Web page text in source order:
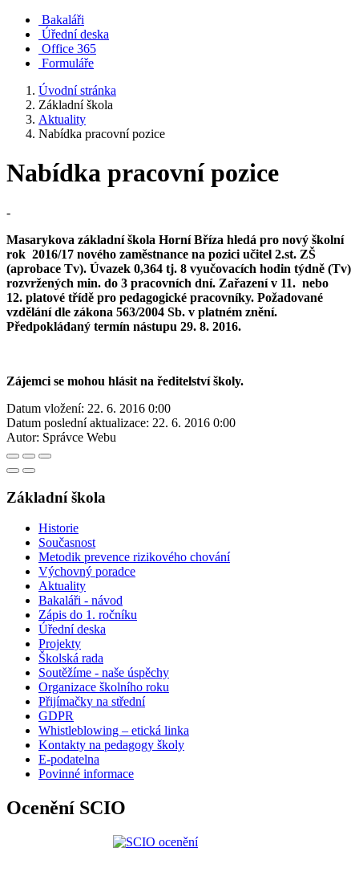
Bakaláři
Úřední deska
Office 365
Formuláře
Úvodní stránka
Základní škola
Aktuality
Nabídka pracovní pozice
Nabídka pracovní pozice
-
Masarykova základní škola Horní Bříza hledá pro nový školní
rok 2016/17 nového zaměstnance na pozici učitel 2.st. ZŠ
(aprobace Tv). Úvazek 0,364 tj. 8 vyučovacích hodin týdně (Tv)
rozvržených min. do 3 pracovních dní. Zařazení v 11. nebo
12. platové třídě pro pedagogické pracovníky. Požadované
vzdělání dle zákona 563/2004 Sb. v platném znění.
Předpokládaný termín nástupu 29. 8. 2016.
Zájemci se mohou hlásit na ředitelství školy.
Datum vložení: 22. 6. 2016 0:00
Datum poslední aktualizace: 22. 6. 2016 0:00
Autor: Správce Webu
Základní škola
Historie
Současnost
Metodik prevence rizikového chování
Výchovný poradce
Aktuality
Bakaláři - návod
Zápis do 1. ročníku
Úřední deska
Projekty
Školská rada
Soutěžíme - naše úspěchy
Organizace školního roku
Přijímačky na střední
GDPR
Whistleblowing – etická linka
Kontakty na pedagogy školy
E-podatelna
Povinné informace
Ocenění SCIO